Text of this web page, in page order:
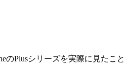
のPlusシリーズを実際に見たこと